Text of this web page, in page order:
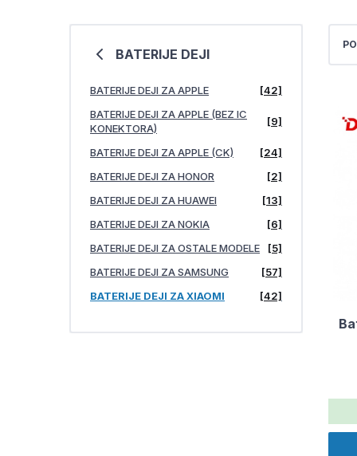
BATERIJE DEJI
BATERIJE DEJI ZA APPLE
[42]
BATERIJE DEJI ZA APPLE (BEZ IC
KONEKTORA)
[9]
BATERIJE DEJI ZA APPLE (CK)
[24]
BATERIJE DEJI ZA HONOR
[2]
BATERIJE DEJI ZA HUAWEI
[13]
BATERIJE DEJI ZA NOKIA
[6]
BATERIJE DEJI ZA OSTALE MODELE
[5]
BATERIJE DEJI ZA SAMSUNG
[57]
BATERIJE DEJI ZA XIAOMI
[42]